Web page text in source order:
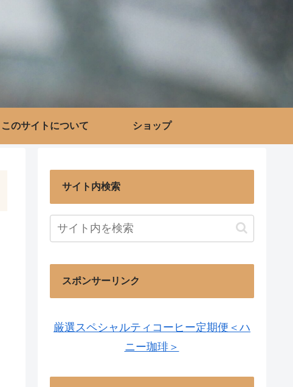
このサイトについて ショップ
サイト内検索
スポンサーリンク
厳選スペシャルティコーヒー定期便＜ハ
ニー珈琲＞